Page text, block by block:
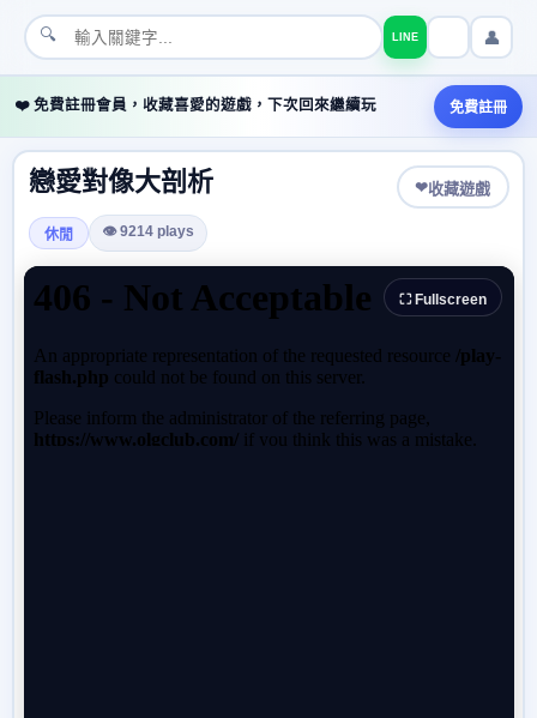
🔍 LINE 👤
❤️ 免費註冊會員，收藏喜愛的遊戲，下次回來繼續玩 免費註冊
戀愛對像大剖析 ❤收藏遊戲
休閒 👁 9214 plays
⛶ Fullscreen